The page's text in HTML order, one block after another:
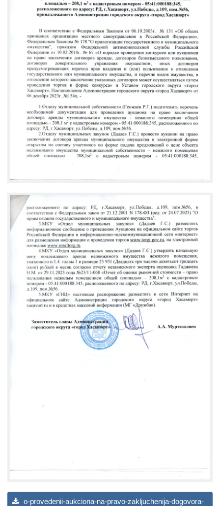
o-provedenii-aukciona-na-pravo-zakljuchenija-dogovora-